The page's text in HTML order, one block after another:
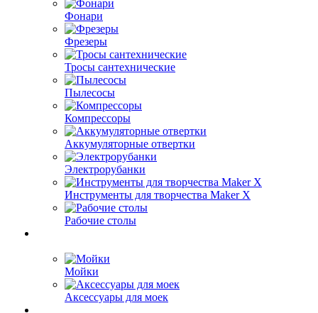
Фонари
Фрезеры
Тросы сантехнические
Пылесосы
Компрессоры
Аккумуляторные отвертки
Электрорубанки
Инструменты для творчества Maker X
Рабочие столы
Мойки
Аксессуары для моек